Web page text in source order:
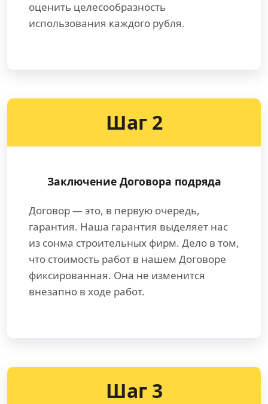
оценить целесообразность
использования каждого рубля.
Шаг 2
Заключение Договора подряда
Договор — это, в первую очередь,
гарантия. Наша гарантия выделяет нас
из сонма строительных фирм. Дело в том,
что стоимость работ в нашем Договоре
фиксированная. Она не изменится
внезапно в ходе работ.
Шаг 3